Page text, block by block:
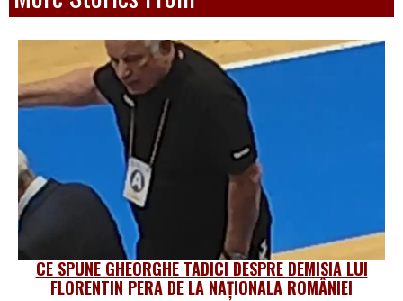
CE SPUNE GHEORGHE TADICI DESPRE DEMISIA LUI
FLORENTIN PERA DE LA NAȚIONALA ROMÂNIEI